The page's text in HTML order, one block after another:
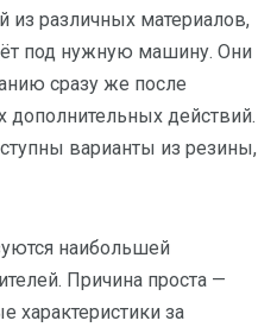
различных материалов,
под нужную машину. Они
сразу же после
дополнительных действий.
варианты из резины,
наибольшей
Причина проста —
характеристики за